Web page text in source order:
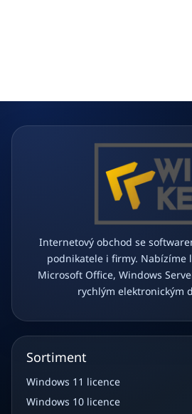
Internetový obchod se
podnikatele i firmy. Nabízíme
Microsoft Office, Windows
rychlým elektronickým
Sortiment
Windows 11 licence
Windows 10 licence